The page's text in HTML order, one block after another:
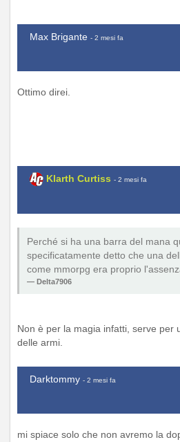
Max Brigante - 2 mesi fa
Ottimo direi.
Klarth Curtiss - 2 mesi fa
Perché si ha una barra del mana
specificatamente detto che una
come mmorpg era proprio
Delta7906
Non è per la magia infatti, serve per
delle armi.
Darktommy - 2 mesi fa
mi spiace solo che non avremo la